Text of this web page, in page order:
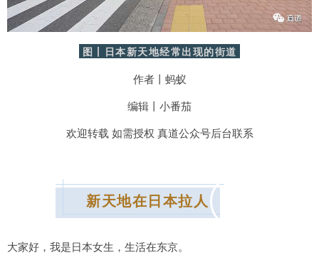
图丨日本新天地经常出现的街道
作者丨蚂蚁
编辑丨小番茄
欢迎转载 如需授权 真道公众号后台联系
新天地在日本拉人
大家好，我是日本女生，生活在东京。